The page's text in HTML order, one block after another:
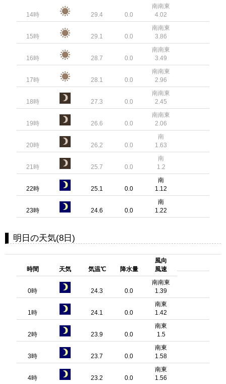
14時 29.4 0.0
南南東
4.02
15時 29.1 0.0
南南東
3.86
16時 28.7 0.0
南南東
3.49
17時 28.1 0.0
南南東
2.96
18時 27.3 0.0
南南東
2.45
19時 26.6 0.0
南南東
2.06
20時 26.2 0.0
南
1.63
21時 25.7 0.0
南
1.2
22時 25.1 0.0
南
1.12
23時 24.6 0.0
南
1.22
明日の天気(8日)
時間 天気 気温℃ 降水量
風向
風速
0時 24.3 0.0
南南東
1.39
1時 24.1 0.0
南東
1.42
2時 23.9 0.0
南東
1.5
3時 23.7 0.0
南東
1.58
4時 23.2 0.0
南東
1.56